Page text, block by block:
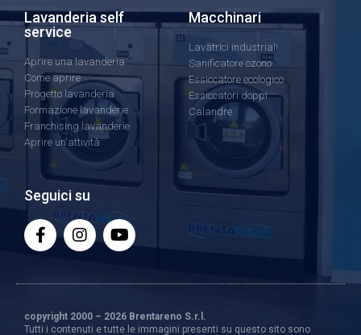
Lavanderia self
service
Aprire una lavanderia
Come aprire
Progetto lavanderia
Formazione lavanderie
Franchising lavanderie
Aprire un'attività
Macchinari
Lavatrici industriali
Sanificatore ozono
Essiccatore ecologico
Essiccatori doppi
Calandre
Seguici su
copyright 2000 – 2026 Brentareno S.r.l.
Tutti i contenuti e tutte le immagini presenti su questo sito sono